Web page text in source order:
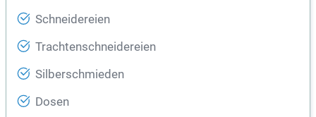
Schneidereien
Trachtenschneidereien
Silberschmieden
Dosen